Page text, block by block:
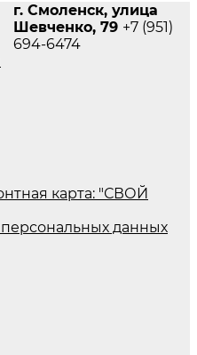
г. Смоленск, улица
Шевченко, 79 +7 (951)
694-6474
карта: "СВОЙ
данных